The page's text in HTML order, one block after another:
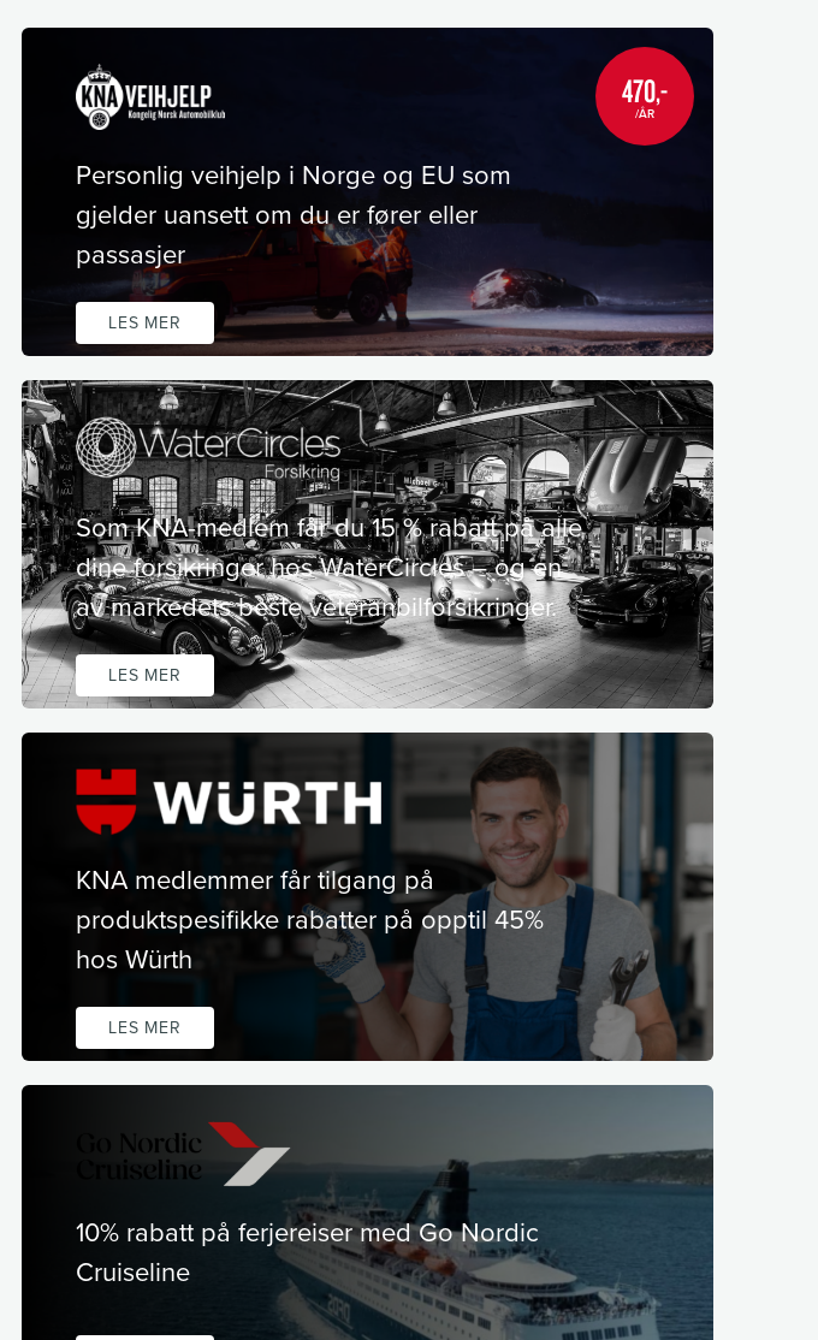
470,-
/ÅR
Personlig veihjelp i Norge og EU som
gjelder uansett om du er fører eller
passasjer
LES MER
Som KNA-medlem får du 15 % rabatt på alle
dine forsikringer hos WaterCircles – og en
av markedets beste veteranbilforsikringer.
LES MER
KNA medlemmer får tilgang på
produktspesifikke rabatter på opptil 45%
hos Würth
LES MER
10% rabatt på ferjereiser med Go Nordic
Cruiseline